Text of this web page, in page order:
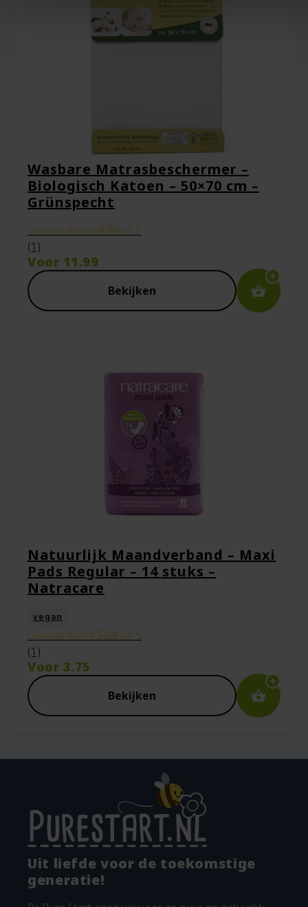
Wasbare Matrasbeschermer –
Biologisch Katoen – 50×70 cm –
Grünspecht
Gewaardeerd 4.00 uit 5
(1)
Voor 11.99
Bekijken
Natuurlijk Maandverband – Maxi
Pads Regular – 14 stuks –
Natracare
vegan
Gewaardeerd 5.00 uit 5
(1)
Voor 3.75
Bekijken
Uit liefde voor de toekomstige
generatie!